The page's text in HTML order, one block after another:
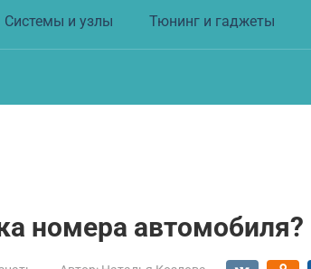
Системы и узлы Тюнинг и гаджеты
номера автомобиля?